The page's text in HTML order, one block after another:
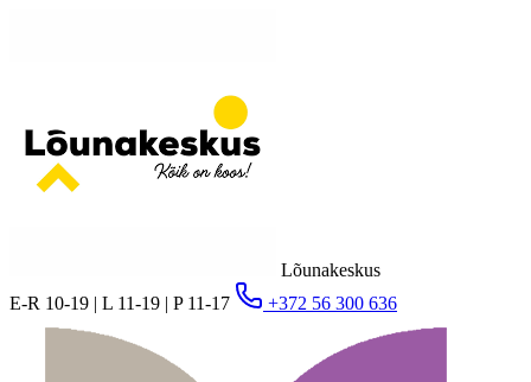
Lõunakeskus
E-R 10-19 | L 11-19 | P 11-17
+372 56 300 636